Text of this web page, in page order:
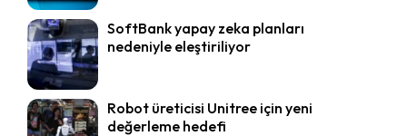
SoftBank yapay zeka planları
nedeniyle eleştiriliyor
Robot üreticisi Unitree için yeni
değerleme hedefi